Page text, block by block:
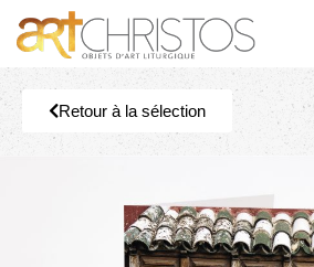
Retour à la sélection